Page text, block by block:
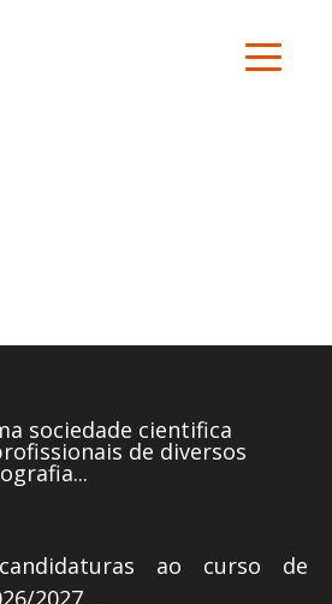
sociedade cientifica
de diversos
ao curso de
2027. ...